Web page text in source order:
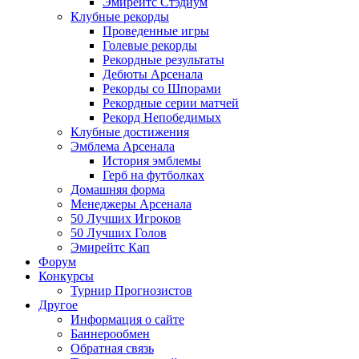
Клубные рекорды
Проведенные игры
Голевые рекорды
Рекордные результаты
Дебюты Арсенала
Рекорды со Шпорами
Рекордные серии матчей
Рекорд Непобедимых
Клубные достижения
Эмблема Арсенала
История эмблемы
Герб на футболках
Домашняя форма
Менеджеры Арсенала
50 Лучших Игроков
50 Лучших Голов
Эмирейтс Кап
Форум
Конкурсы
Турнир Прогнозистов
Другое
Информация о сайте
Баннерообмен
Обратная связь